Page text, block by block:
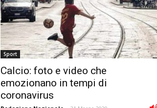
Sport
Calcio: foto e video che
emozionano in tempi di
coronavirus